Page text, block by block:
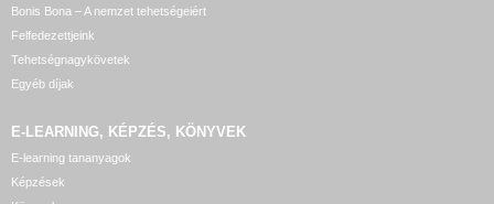
Bonis Bona – A nemzet tehetségeiért
Felfedezettjeink
Tehetségnagykövetek
Egyéb díjak
E-LEARNING, KÉPZÉS, KÖNYVEK
E-learning tananyagok
Képzések